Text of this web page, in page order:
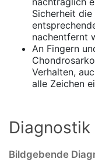
Sicherheit
nachentfernt
An Fingern
Verhalten,
alle Zeichen
Diagnostik
Bildgebende